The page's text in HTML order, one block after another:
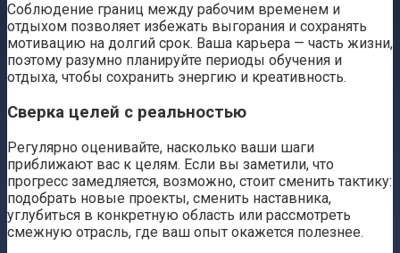
Соблюдение границ между рабочим временем и
отдыхом позволяет избежать выгорания и сохранять
мотивацию на долгий срок. Ваша карьера — часть жизни,
поэтому разумно планируйте периоды обучения и
отдыха, чтобы сохранить энергию и креативность.
Сверка целей с реальностью
Регулярно оценивайте, насколько ваши шаги
приближают вас к целям. Если вы заметили, что
прогресс замедляется, возможно, стоит сменить тактику:
подобрать новые проекты, сменить наставника,
углубиться в конкретную область или рассмотреть
смежную отрасль, где ваш опыт окажется полезнее.